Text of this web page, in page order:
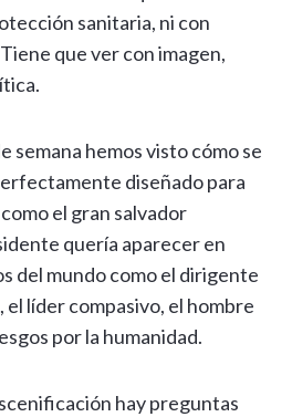
sanitaria, ni con
que ver con imagen,
semana hemos visto cómo se
diseñado para
el gran salvador
quería aparecer en
del mundo como el dirigente
líder compasivo, el hombre
por la humanidad.
hay preguntas